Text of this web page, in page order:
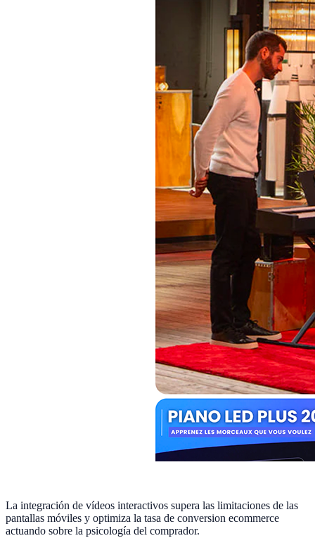
La integración de vídeos interactivos supera las limitaciones de las
pantallas móviles y optimiza la tasa de conversion ecommerce
actuando sobre la psicología del comprador.